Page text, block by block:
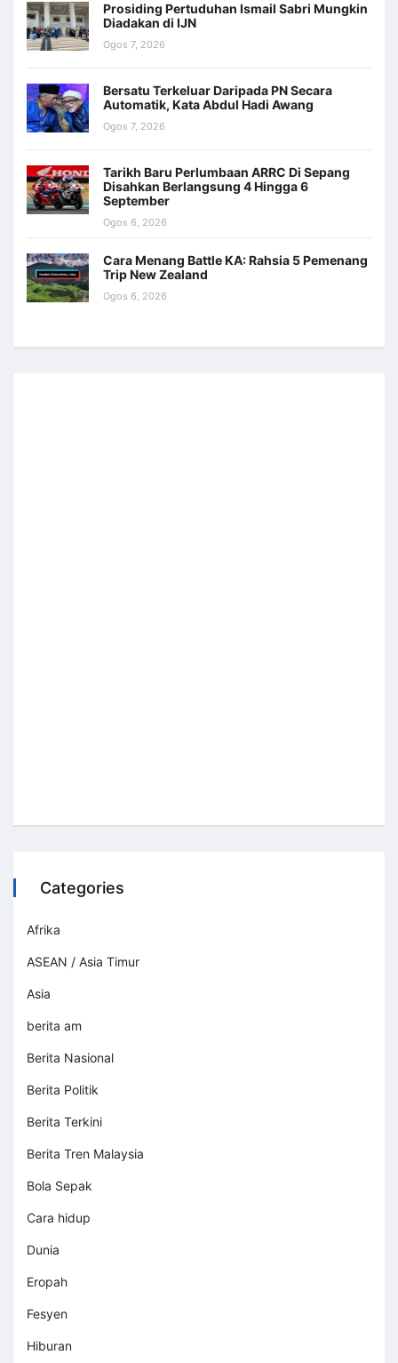
Prosiding Pertuduhan Ismail Sabri Mungkin
Diadakan di IJN
Ogos 7, 2026
Bersatu Terkeluar Daripada PN Secara
Automatik, Kata Abdul Hadi Awang
Ogos 7, 2026
Tarikh Baru Perlumbaan ARRC Di Sepang
Disahkan Berlangsung 4 Hingga 6
September
Ogos 6, 2026
Cara Menang Battle KA: Rahsia 5 Pemenang
Trip New Zealand
Ogos 6, 2026
Categories
Afrika
ASEAN / Asia Timur
Asia
berita am
Berita Nasional
Berita Politik
Berita Terkini
Berita Tren Malaysia
Bola Sepak
Cara hidup
Dunia
Eropah
Fesyen
Hiburan